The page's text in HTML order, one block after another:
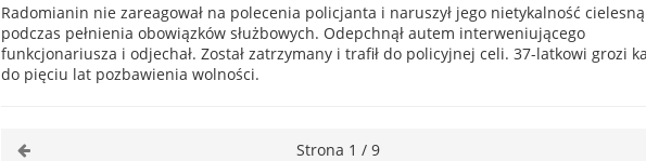
Radomianin nie zareagował na polecenia policjanta i naruszył jego nietykalność cielesną
podczas pełnienia obowiązków służbowych. Odepchnął autem interweniującego
funkcjonariusza i odjechał. Został zatrzymany i trafił do policyjnej celi. 37-latkowi grozi
do pięciu lat pozbawienia wolności.
Strona 1 / 9